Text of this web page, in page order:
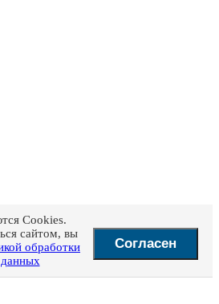
Cookies.
сайтом, вы
обработки
Согласен